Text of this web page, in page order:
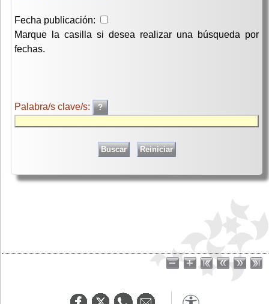
Fecha publicación:
Marque la casilla si desea realizar una búsqueda por
fechas.
Palabra/s clave/s: